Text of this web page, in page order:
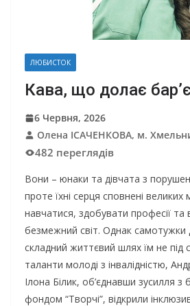
ЛЮБИСТОК
Кава, що долає
6 Червня, 2026
Олена ІСАЧЕНКОВА, м.
482 переглядів
Вони – юнаки та дівчата з
проте їхні серця сповнені великих
навчатися, здобувати професії та
безмежний світ. Однак самотужки
складний життєвий шлях їм не під
таланти молоді з інвалідністю,
Ілона Білик, об’єднавши зусилля з
фондом “Творчі”, відкрили